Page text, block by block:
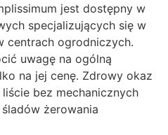
jest dostępny w
specjalizujących się w
centrach ogrodniczych.
uwagę na ogólną
na jej cenę. Zdrowy okaz
bez mechanicznych
żerowania